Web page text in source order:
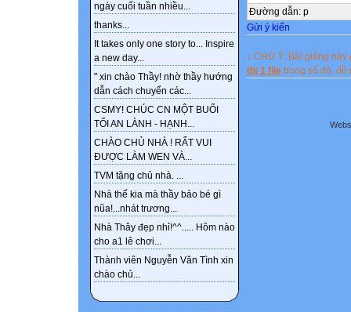
ngày cuối tuần nhiều...
thanks...
It takes only one story to... Inspire
a new day...
" xin chào Thầy! nhờ thầy hướng
dẫn cách chuyển các...
CSMY! CHÚC CN MỘT BUỔI
TỐI AN LÀNH - HẠNH...
CHÀO CHỦ NHÀ ! RẤT VUI
ĐƯỢC LÀM WEN VÀ...
TVM tặng chủ nhà. ...
Nhà thế kia mà thầy bảo bé gì
nũa!...nhát trương...
Nhà Thây đẹp nhỉ!^^..... Hôm nào
cho a1 lê chơi...
Thành viên Nguyễn Văn Tình xin
chào chủ...
Đường dẫn: p
Gửi ý kiến
↓ CHÚ Ý: Bài giảng này
thị 1 file trong số đó, đề